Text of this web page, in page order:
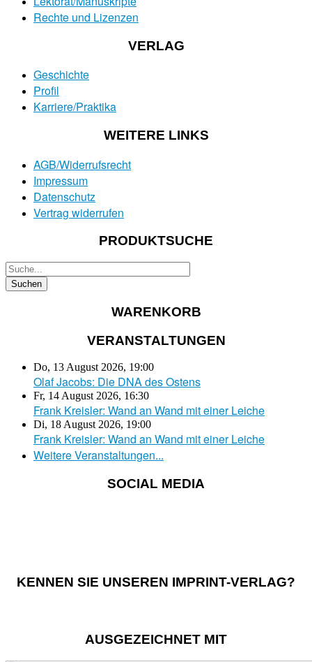
Rechte und Lizenzen
VERLAG
Geschichte
Profil
Karriere/Praktika
WEITERE LINKS
AGB/Widerrufsrecht
Impressum
Datenschutz
Vertrag widerrufen
PRODUKTSUCHE
WARENKORB
VERANSTALTUNGEN
Do, 13 August 2026, 19:00
Olaf Jacobs: Die DNA des Ostens
Fr, 14 August 2026, 16:30
Frank Kreisler: Wand an Wand mit einer Leiche
Di, 18 August 2026, 19:00
Frank Kreisler: Wand an Wand mit einer Leiche
Weitere Veranstaltungen...
SOCIAL MEDIA
KENNEN SIE UNSEREN IMPRINT-VERLAG?
AUSGEZEICHNET MIT